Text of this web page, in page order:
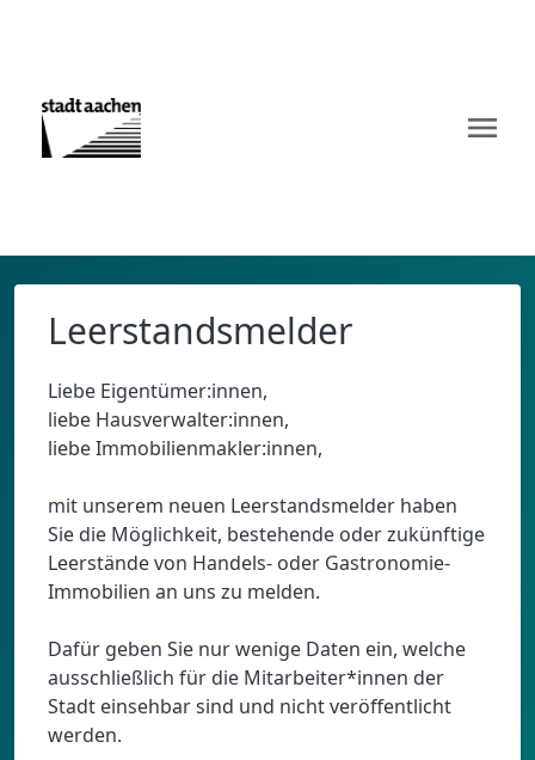
menu
Leerstandsmelder
Liebe Eigentümer:innen,
liebe Hausverwalter:innen,
liebe Immobilienmakler:innen,
mit unserem neuen Leerstandsmelder haben
Sie die Möglichkeit, bestehende oder zukünftige
Leerstände von Handels- oder Gastronomie-
Immobilien an uns zu melden.
Dafür geben Sie nur wenige Daten ein, welche
ausschließlich für die Mitarbeiter*innen der
Stadt einsehbar sind und nicht veröffentlicht
werden.